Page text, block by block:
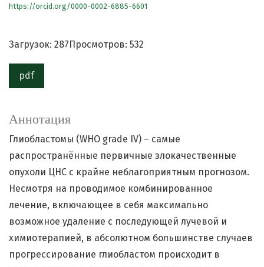
https://orcid.org/0000-0002-6885-6601
Загрузок: 287 Просмотров: 532
pdf
Аннотация
Глиобластомы (WHO grade IV) – самые
распространённые первичные злокачественные
опухоли ЦНС с крайне неблагоприятным прогнозом.
Несмотря на проводимое комбинированное
лечение, включающее в себя максимально
возможное удаление с последующей лучевой и
химиотерапией, в абсолютном большинстве случаев
прогрессирование глиобластом происходит в